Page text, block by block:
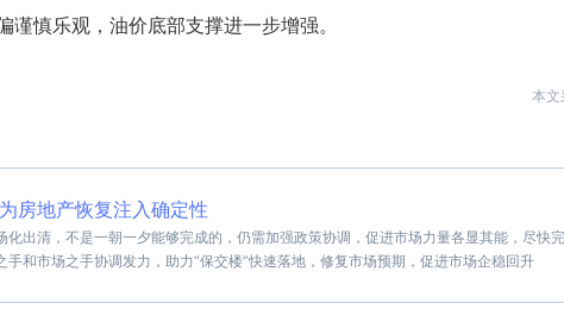
慎乐观，油价底部支撑进一步增强。
本文
房地产恢复注入确定性
化出清，不是一朝一夕能够完成的，仍需加强政策协调，促进市场力量各显其能，尽快
手和市场之手协调发力，助力“保交楼”快速落地，修复市场预期，促进市场企稳回升